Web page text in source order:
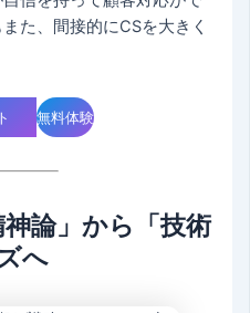
た、間接的にCSを大きく
無料体験
論」から「技術
へ